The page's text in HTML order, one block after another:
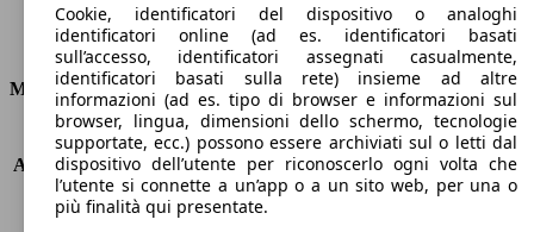
Consumi
Motore e Prestazioni
KW (PS)
85 kW (116 PS)
Accelerazione (0-100 km/h)
12.6s
Velocità massima (km/h)
180 km/h
Numero di marce
6
Cookie, identificatori del dispositivo o analoghi
identificatori online (ad es. identificatori basati
sull’accesso, identificatori assegnati casualmente,
identificatori basati sulla rete) insieme ad altre
informazioni (ad es. tipo di browser e informazioni sul
browser, lingua, dimensioni dello schermo, tecnologie
supportate, ecc.) possono essere archiviati sul o letti dal
dispositivo dell’utente per riconoscerlo ogni volta che
l’utente si connette a un’app o a un sito web, per una o
più finalità qui presentate.